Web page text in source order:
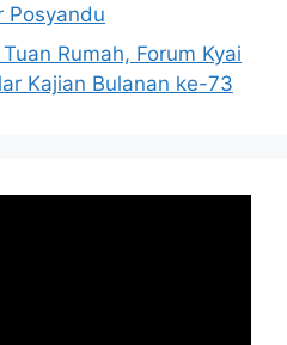
Posyandu
Rumah, Forum Kyai
Kajian Bulanan ke-73